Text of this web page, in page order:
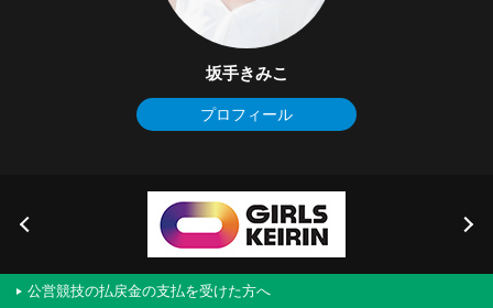
坂手きみこ
プロフィール
公営競技の払戻金の支払を受けた方へ